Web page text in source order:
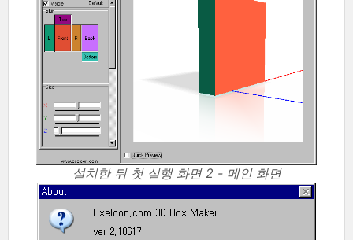
설치한 뒤 첫 실행 화면 2 - 메인 화면